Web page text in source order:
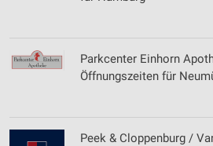
Parkcenter Einhorn
Öffnungszeiten für
Peek & Cloppenburg /